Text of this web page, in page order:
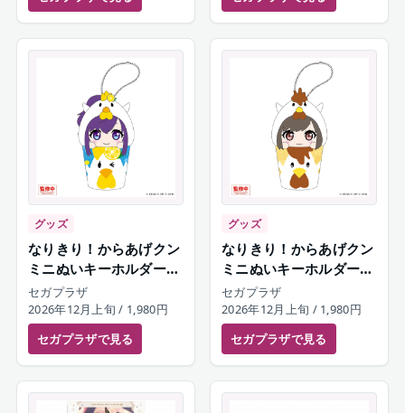
グッズ
なりきり！からあげクン
ミニぬいキーホルダー
朝比奈まふゆ
セガプラザ
2026年12月上旬 / 1,980円
セガプラザで見る
グッズ
なりきり！からあげクン
ミニぬいキーホルダー
東雲絵名
セガプラザ
2026年12月上旬 / 1,980円
セガプラザで見る